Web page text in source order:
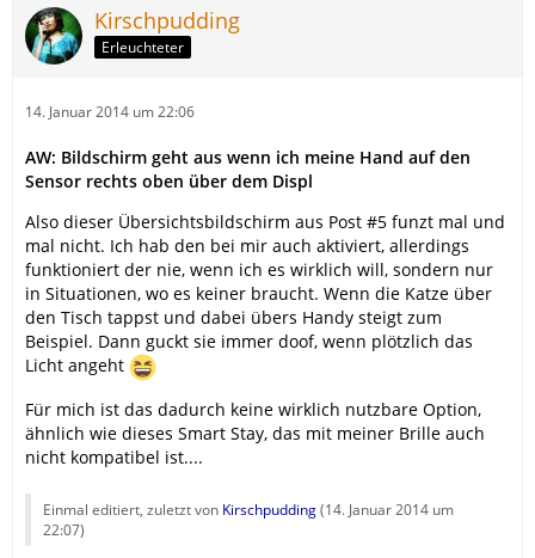
Kirschpudding
Erleuchteter
14. Januar 2014 um 22:06
AW: Bildschirm geht aus wenn ich meine Hand auf den
Sensor rechts oben über dem Displ
Also dieser Übersichtsbildschirm aus Post #5 funzt mal und
mal nicht. Ich hab den bei mir auch aktiviert, allerdings
funktioniert der nie, wenn ich es wirklich will, sondern nur
in Situationen, wo es keiner braucht. Wenn die Katze über
den Tisch tappst und dabei übers Handy steigt zum
Beispiel. Dann guckt sie immer doof, wenn plötzlich das
Licht angeht
Für mich ist das dadurch keine wirklich nutzbare Option,
ähnlich wie dieses Smart Stay, das mit meiner Brille auch
nicht kompatibel ist....
Einmal editiert, zuletzt von Kirschpudding(14. Januar 2014 um
22:07)